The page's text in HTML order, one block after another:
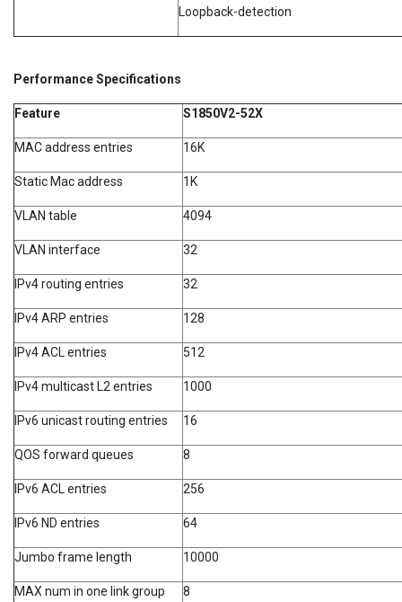
Loopback-detection
Performance Specifications
Feature S1850V2-52X
MAC address entries 16K
Static Mac address 1K
VLAN table 4094
VLAN interface 32
IPv4 routing entries 32
IPv4 ARP entries 128
IPv4 ACL entries 512
IPv4 multicast L2 entries 1000
IPv6 unicast routing entries 16
QOS forward queues 8
IPv6 ACL entries 256
IPv6 ND entries 64
Jumbo frame length 10000
MAX num in one link group 8